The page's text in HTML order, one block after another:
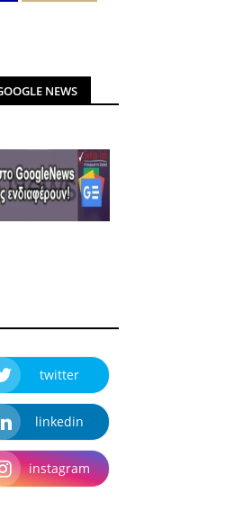
NEWS
twitter
linkedin
instagram